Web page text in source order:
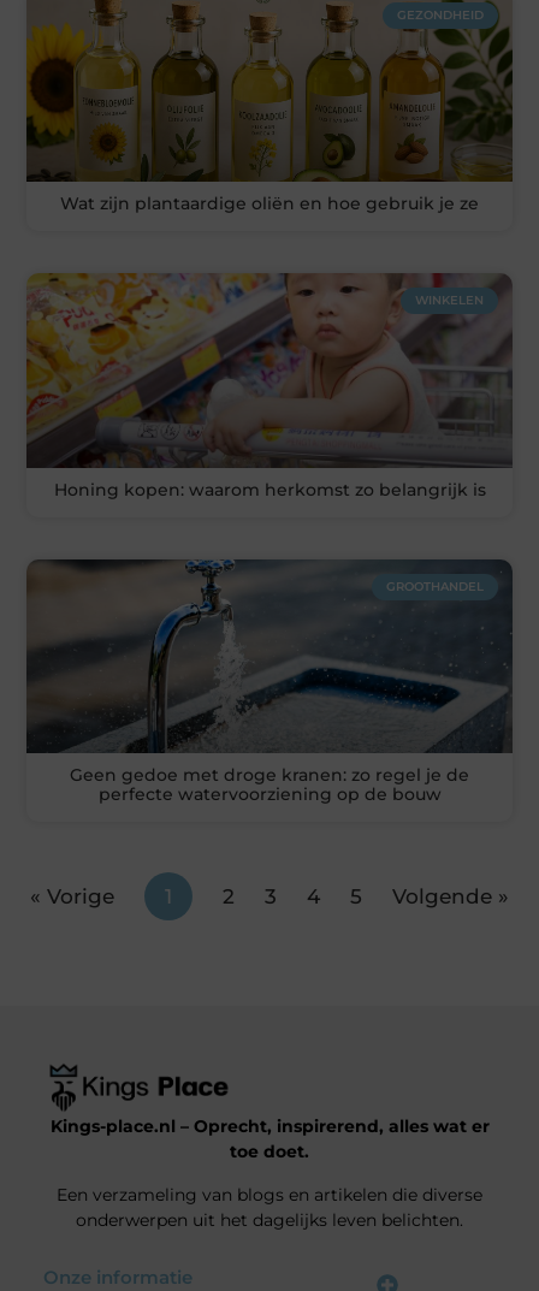
GEZONDHEID
Wat zijn plantaardige oliën en hoe gebruik je ze
WINKELEN
Honing kopen: waarom herkomst zo belangrijk is
GROOTHANDEL
Geen gedoe met droge kranen: zo regel je de
perfecte watervoorziening op de bouw
« Vorige 1 2 3 4 5 Volgende »
Kings-place.nl – Oprecht, inspirerend, alles wat er
toe doet.
Een verzameling van blogs en artikelen die diverse
onderwerpen uit het dagelijks leven belichten.
Onze informatie